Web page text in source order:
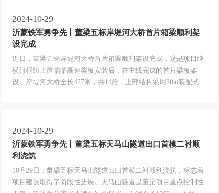
召开专题...
2024-10-29
沂蒙铁军勇争先丨董梁五标岸堤河大桥首片箱梁顺利架
设完成
近日，董梁五标岸堤河大桥首片箱梁顺利架设完成，这是项目继
横河枢纽上跨临临高速梁板安装后，在主线完成的首片梁板架
设。岸堤河大桥全长427米，共14跨，上部结构采用30m装配式预
专题研讨会，详细交...
2024-10-29
沂蒙铁军勇争先丨董梁五标天马山隧道出口首模二衬顺
利浇筑
10月29日，董梁五标天马山隧道出口首模二衬顺利浇筑，标志着
项目建设取得了阶段性进展。天马山隧道是董梁项目重点控制性